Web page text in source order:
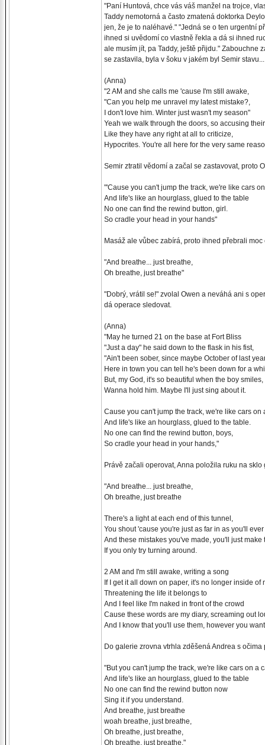
"Paní Huntová, chce vás váš manžel na trojce,
Taddy nemotorná a často zmatená doktorka
jen, že je to naléhavé." "Jedná se o ten urgentní
ihned si uvědomí co vlastně řekla a dá si ihned
ale musím jít, pa Taddy, ještě přijdu." Zabouchne
se zastavila, byla v šoku v jakém byl Semir
(Anna)
"2 AM and she calls me 'cause I'm still awake,
"Can you help me unravel my latest mistake?,
I don't love him. Winter just wasn't my season"
Yeah we walk through the doors, so accusing
Like they have any right at all to criticize,
Hypocrites. You're all here for the very same
Semir ztratil vědomí a začal se zastavovat, proto
"'Cause you can't jump the track, we're like cars
And life's like an hourglass, glued to the table
No one can find the rewind button, girl.
So cradle your head in your hands"
Masáž ale vůbec zabírá, proto ihned přebrali
"And breathe... just breathe,
Oh breathe, just breathe"
"Dobrý, vrátil se!" zvolal Owen a neváhá ani s
dá operace sledovat.
(Anna)
"May he turned 21 on the base at Fort Bliss
"Just a day" he said down to the flask in his fist,
"Ain't been sober, since maybe October of last
Here in town you can tell he's been down for a
But, my God, it's so beautiful when the boy smiles,
Wanna hold him. Maybe I'll just sing about it.
Cause you can't jump the track, we're like cars on
And life's like an hourglass, glued to the table.
No one can find the rewind button, boys,
So cradle your head in your hands,"
Právě začali operovat, Anna položila ruku na
"And breathe... just breathe,
Oh breathe, just breathe
There's a light at each end of this tunnel,
You shout 'cause you're just as far in as you'll
And these mistakes you've made, you'll just make
If you only try turning around.
2 AM and I'm still awake, writing a song
If I get it all down on paper, it's no longer inside of
Threatening the life it belongs to
And I feel like I'm naked in front of the crowd
Cause these words are my diary, screaming out
And I know that you'll use them, however you
Do galerie zrovna vtrhla zděšená Andrea s
"But you can't jump the track, we're like cars on a
And life's like an hourglass, glued to the table
No one can find the rewind button now
Sing it if you understand.
And breathe, just breathe
woah breathe, just breathe,
Oh breathe, just breathe,
Oh breathe, just breathe."